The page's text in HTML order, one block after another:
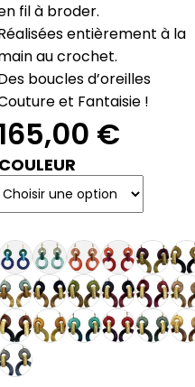
fil à broder.
entièrement à la
au crochet.
boucles d’oreilles
et Fantaisie !
€
COULEUR